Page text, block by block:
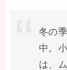
冬の
中。
は、